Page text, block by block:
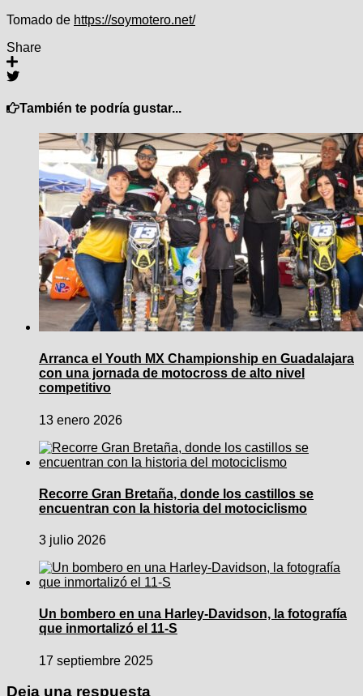
Tomado de https://soymotero.net/
Share
También te podría gustar...
Arranca el Youth MX Championship en Guadalajara
con una jornada de motocross de alto nivel
competitivo
13 enero 2026
Recorre Gran Bretaña, donde los castillos se
encuentran con la historia del motociclismo
3 julio 2026
Un bombero en una Harley-Davidson, la fotografía
que inmortalizó el 11-S
17 septiembre 2025
Deja una respuesta